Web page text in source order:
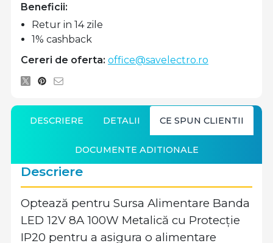
Beneficii:
Retur in 14 zile
1% cashback
Cereri de oferta: office@savelectro.ro
DESCRIERE DETALII CE SPUN CLIENTII
DOCUMENTE ADITIONALE
Descriere
Optează pentru Sursa Alimentare Banda
LED 12V 8A 100W Metalică cu Protecție
IP20 pentru a asigura o alimentare